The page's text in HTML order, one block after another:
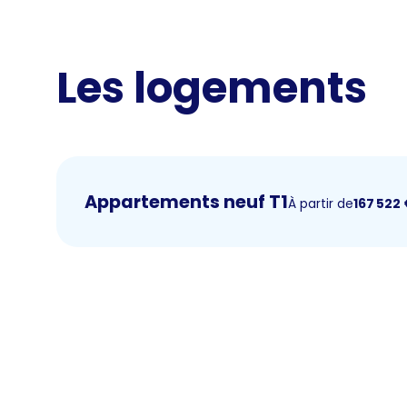
Les logements
Appartements neuf T1À partir de167 522